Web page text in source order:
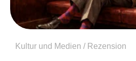
Kultur und Medien / Rezension